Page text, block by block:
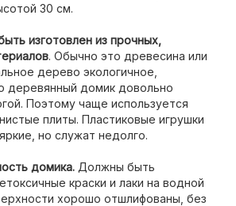
30 см.
изготовлен из прочных,
. Обычно это древесина или
дерево экологичное,
деревянный домик довольно
Поэтому чаще используется
плиты. Пластиковые игрушки
но служат недолго.
домика. Должны быть
краски и лаки на водной
хорошо отшлифованы, без